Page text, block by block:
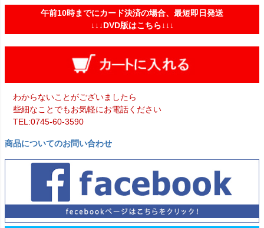
午前10時までにカード決済の場合、最短即日発送
↓↓↓DVD版はこちら↓↓↓
わからないことがございましたら
些細なことでもお気軽にお電話ください
TEL:0745-60-3590
商品についてのお問い合わせ